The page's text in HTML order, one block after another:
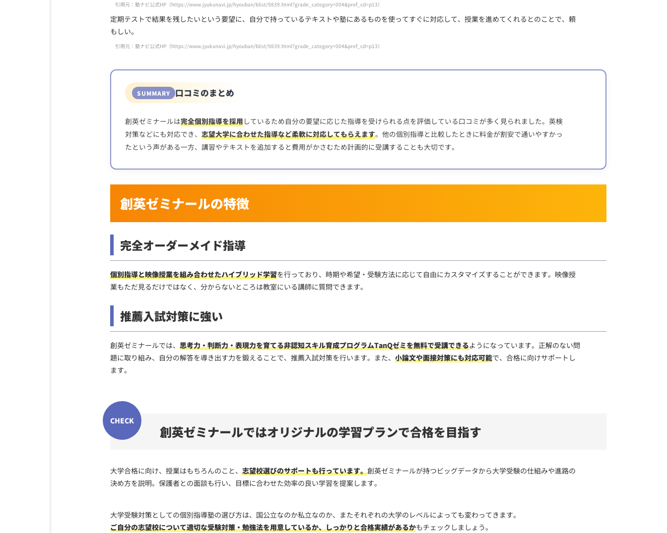
引用元：塾ナビ公式HP（https://www.jyukunavi.jp/hyouban/blist/9839.html?grade_category=004&pref_cd=p13）
定期テストで結果を残したいという要望に、自分で持っているテキストや塾にあるものを使ってすぐに対応して、授業を進めてくれるとのことで、頼
もしい。
引用元：塾ナビ公式HP（https://www.jyukunavi.jp/hyouban/blist/9839.html?grade_category=004&pref_cd=p13）
口コミのまとめ
創英ゼミナールは完全個別指導を採用しているため自分の要望に応じた指導を受けられる点を評価している口コミが多く見られました。英検
対策などにも対応でき、 志望大学に合わせた指導など柔軟に対応してもらえます。他の個別指導と比較したときに料金が割安で通いやすかっ
たという声がある一方、講習やテキストを追加すると費用がかさむため計画的に受講することも大切です。
創英ゼミナールの特徴
完全オーダーメイド指導
個別指導と映像授業を組み合わせたハイブリッド学習を行っており、時期や希望・受験方法に応じて自由にカスタマイズすることができます。映像授
業もただ見るだけではなく、分からないところは教室にいる講師に質問できます。
推薦入試対策に強い
創英ゼミナールでは、 思考力・判断力・表現力を育てる非認知スキル育成プログラムTanQゼミを無料で受講できるようになっています。正解のない問
題に取り組み、自分の解答を導き出す力を鍛えることで、推薦入試対策を行います。また、 小論文や面接対策にも対応可能で、合格に向けサポートし
ます。
創英ゼミナールではオリジナルの学習プランで合格を目指す
大学合格に向け、授業はもちろんのこと、 志望校選びのサポートも行っています。創英ゼミナールが持つビッグデータから大学受験の仕組みや進路の
決め方を説明。保護者との面談も行い、目標に合わせた効率の良い学習を提案します。
大学受験対策としての個別指導塾の選び方は、国公立なのか私立なのか、またそれぞれの大学のレベルによっても変わってきます。
ご自分の志望校について適切な受験対策・勉強法を用意しているか、しっかりと合格実績があるかもチェックしましょう。